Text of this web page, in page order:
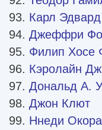
Карл
Джеффри
Филип Хосе
Кэролайн
Дональд А.
Джон Клют
Ннеди